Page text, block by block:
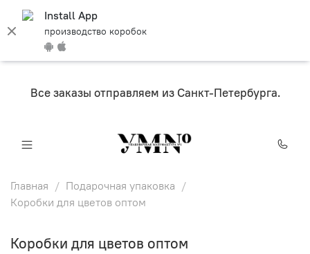
Install App
производство коробок
Все заказы отправляем из Санкт-Петербурга.
Главная
Подарочная упаковка
Коробки для цветов оптом
Коробки для цветов оптом